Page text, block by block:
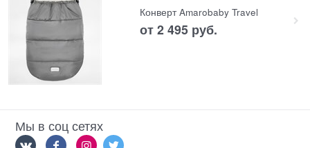
Конверт Amarobaby Travel
от 2 495 руб.
Мы в соц сетях